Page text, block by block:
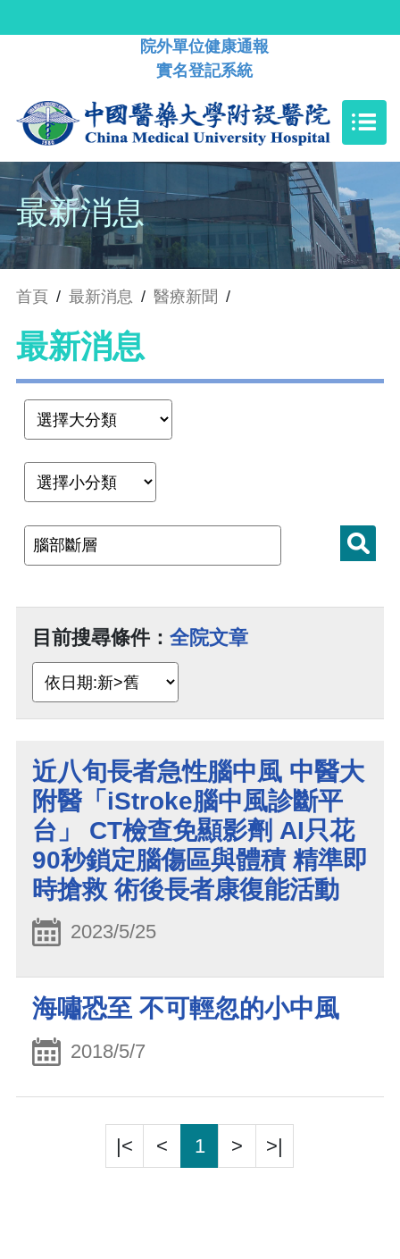
院外單位健康通報
實名登記系統
最新消息
首頁 / 最新消息 / 醫療新聞 /
最新消息
目前搜尋條件： 全院文章
近八旬長者急性腦中風 中醫大
附醫「iStroke腦中風診斷平
台」 CT檢查免顯影劑 AI只花
90秒鎖定腦傷區與體積 精準即
時搶救 術後長者康復能活動
2023/5/25
海嘯恐至 不可輕忽的小中風
2018/5/7
|< < 1 > >|